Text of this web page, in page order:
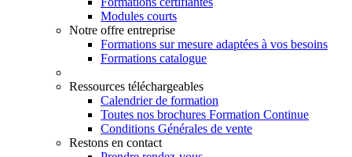
Modules courts
Notre offre entreprise
Formations sur mesure adaptées à vos besoins
Formations catalogue
Ressources téléchargeables
Calendrier de formation
Toutes nos brochures Formation Continue
Conditions Générales de vente
Restons en contact